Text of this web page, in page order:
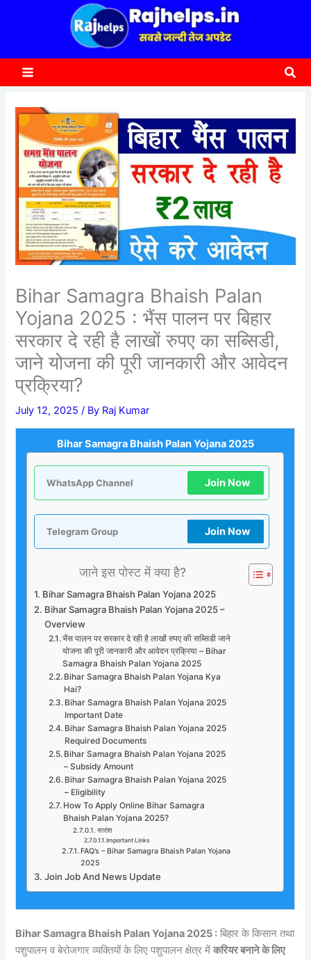
Bihar Samagra Bhaish Palan
Yojana 2025 : भैंस पालन पर बिहार
सरकार दे रही है लाखों रुपए का सब्सिडी,
जाने योजना की पूरी जानकारी और आवेदन
प्रक्रिया?
July 12, 2025/ By Raj Kumar
Bihar Samagra Bhaish Palan Yojana 2025
WhatsApp Channel Join Now
Telegram Group Join Now
जाने इस पोस्ट में क्या है?
Bihar Samagra Bhaish Palan Yojana 2025
Bihar Samagra Bhaish Palan Yojana 2025 –
Overview
भैंस पालन पर सरकार दे रही है लाखों रुपए की सब्सिडी जाने
योजना की पूरी जानकारी और आवेदन प्रक्रिया – Bihar
Samagra Bhaish Palan Yojana 2025
Bihar Samagra Bhaish Palan Yojana Kya
Hai?
Bihar Samagra Bhaish Palan Yojana 2025
Important Date
Bihar Samagra Bhaish Palan Yojana 2025
Required Documents
Bihar Samagra Bhaish Palan Yojana 2025
– Subsidy Amount
Bihar Samagra Bhaish Palan Yojana 2025
– Eligibility
How To Apply Online Bihar Samagra
Bhaish Palan Yojana 2025?
सारांश
Important Links
FAQ’s – Bihar Samagra Bhaish Palan Yojana
2025
Join Job And News Update
Bihar Samagra Bhaish Palan Yojana 2025 : बिहार के किसान तथा
पशुपालन व बेरोजगार व्यक्तियों के लिए पशुपालन क्षेत्र मेंकरियर बनाने के लिए
c